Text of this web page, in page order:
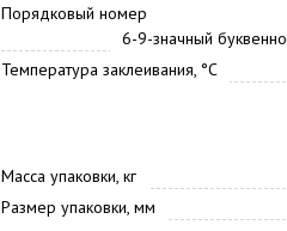
Порядковый номер
6-9-значный
Температура заклеивания, °С
Масса упаковки, кг
Размер упаковки, мм